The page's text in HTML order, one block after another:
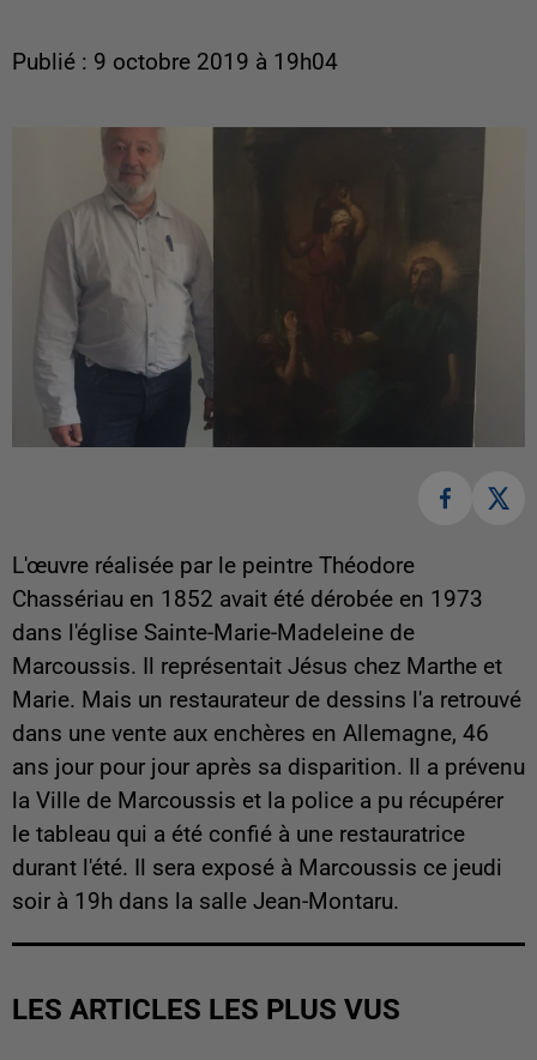
Publié : 9 octobre 2019 à 19h04
L'œuvre réalisée par le peintre Théodore
Chassériau en 1852 avait été dérobée en 1973
dans l'église Sainte-Marie-Madeleine de
Marcoussis. Il représentait Jésus chez Marthe et
Marie. Mais un restaurateur de dessins l'a retrouvé
dans une vente aux enchères en Allemagne, 46
ans jour pour jour après sa disparition. Il a prévenu
la Ville de Marcoussis et la police a pu récupérer
le tableau qui a été confié à une restauratrice
durant l'été. Il sera exposé à Marcoussis ce jeudi
soir à 19h dans la salle Jean-Montaru.
LES ARTICLES LES PLUS VUS